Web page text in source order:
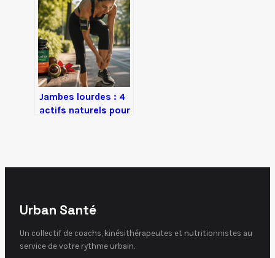
décrypter vos
ordonnances sans
erreur
Jambes lourdes : 4
actifs naturels pour
Urban Santé
Un collectif de coachs, kinésithérapeutes et nutritionnistes au
service de votre rythme urbain.